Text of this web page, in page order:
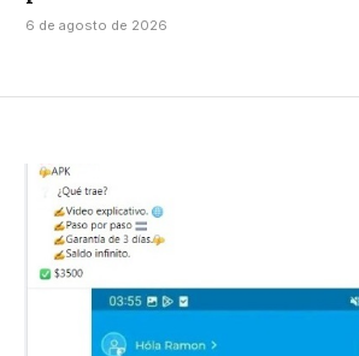
6 de agosto de 2026